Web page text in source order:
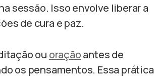
sessão. Isso envolve liberar a
de cura e paz.
ou oraçãoantes de
os pensamentos. Essa prática